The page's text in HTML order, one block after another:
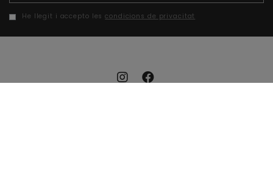
He llegit i accepto lescondicions de privacitat